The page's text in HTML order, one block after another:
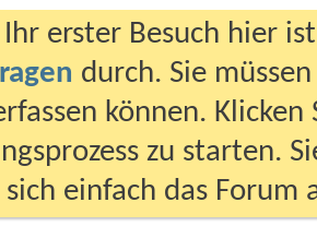
erster Besuch hier
durch. Sie
können.
zu starten.
sich einfach das